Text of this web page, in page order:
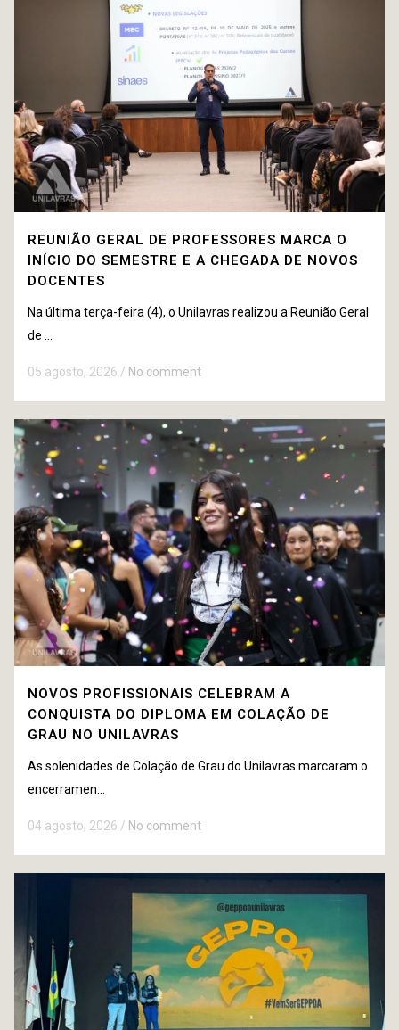
REUNIÃO GERAL DE PROFESSORES MARCA O
INÍCIO DO SEMESTRE E A CHEGADA DE NOVOS
DOCENTES
Na última terça-feira (4), o Unilavras realizou a Reunião Geral
de ...
05 agosto, 2026 / No comment
NOVOS PROFISSIONAIS CELEBRAM A
CONQUISTA DO DIPLOMA EM COLAÇÃO DE
GRAU NO UNILAVRAS
As solenidades de Colação de Grau do Unilavras marcaram o
encerramen...
04 agosto, 2026 / No comment